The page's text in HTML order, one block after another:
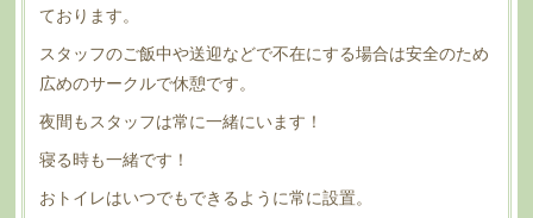
ております。
スタッフのご飯中や送迎などで不在にする場合は安全のため
広めのサークルで休憩です。
夜間もスタッフは常に一緒にいます！
寝る時も一緒です！
おトイレはいつでもできるように常に設置。